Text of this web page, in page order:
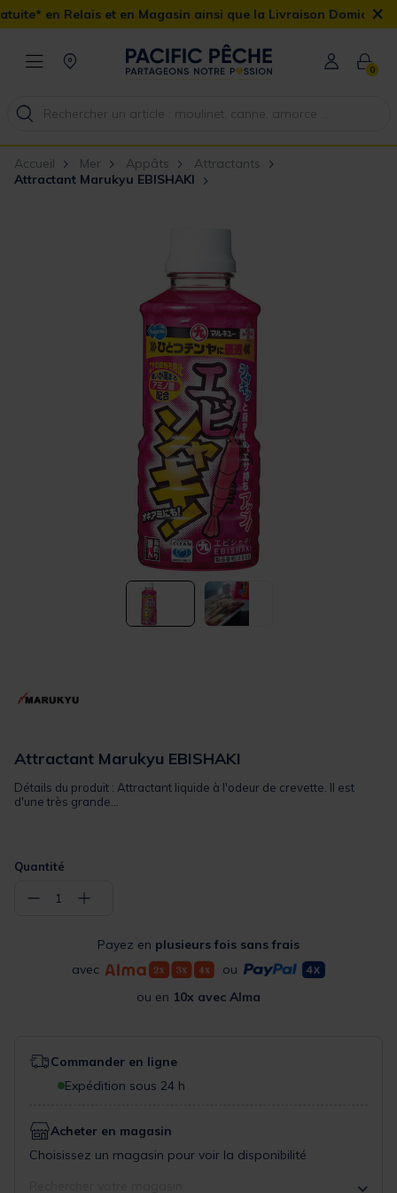
et en Magasin ainsi que la Livraison Domicile offerte dès 90€
×
0
Accueil Mer Appâts
Attractants
Attractant Marukyu EBISHAKI
Attractant Marukyu EBISHAKI
Détails du produit : Attractant liquide à l'odeur de crevette. Il est
d'une très grande...
Quantité
− 1 +
Payez en plusieurs fois sans frais
avec
ou
ou en 10x avec Alma
Commander en ligne
Expédition sous 24 h
Acheter en magasin
Choisissez un magasin pour voir la disponibilité